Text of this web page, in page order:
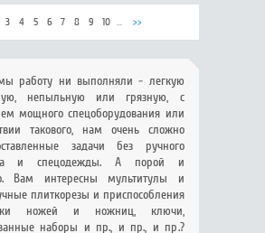
3 4 5 6 7 8 9 10 ... >>
работу ни выполняли - легкую
непыльную или грязную, с
мощного спецоборудования или
такового, нам очень сложно
задачи без ручного
и спецодежды. А порой и
Вам интересны мультитулы и
плиткорезы и приспособления
ножей и ножниц, ключи,
наборы и пр., и пр., и пр.?